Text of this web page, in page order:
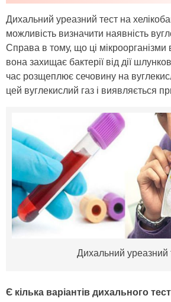
Дихальний уреазний тест на
можливість визначити наявність
Справа в тому, що ці мікроорганізми
вона захищає бактерії від дії
час розщеплює сечовину на
цей вуглекислий газ і виявляється
Дихальний уреазний
Є кілька варіантів дихального